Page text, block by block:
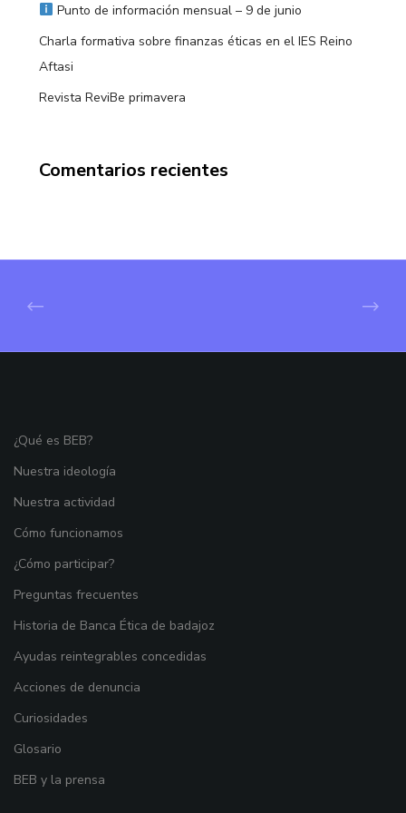
Punto de información mensual – 9 de junio
Charla formativa sobre finanzas éticas en el IES Reino
Aftasi
Revista ReviBe primavera
Comentarios recientes
¿Qué es BEB?
Nuestra ideología
Nuestra actividad
Cómo funcionamos
¿Cómo participar?
Preguntas frecuentes
Historia de Banca Ética de badajoz
Ayudas reintegrables concedidas
Acciones de denuncia
Curiosidades
Glosario
BEB y la prensa